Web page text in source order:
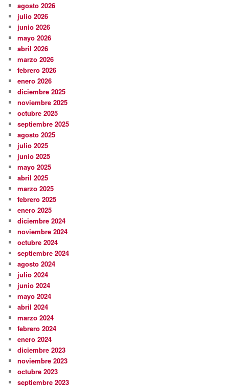
agosto 2026
julio 2026
junio 2026
mayo 2026
abril 2026
marzo 2026
febrero 2026
enero 2026
diciembre 2025
noviembre 2025
octubre 2025
septiembre 2025
agosto 2025
julio 2025
junio 2025
mayo 2025
abril 2025
marzo 2025
febrero 2025
enero 2025
diciembre 2024
noviembre 2024
octubre 2024
septiembre 2024
agosto 2024
julio 2024
junio 2024
mayo 2024
abril 2024
marzo 2024
febrero 2024
enero 2024
diciembre 2023
noviembre 2023
octubre 2023
septiembre 2023